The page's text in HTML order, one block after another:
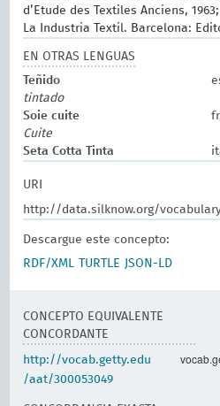
d’Etude des Textiles Anciens,
La Industria Textil. Barcelona:
EN OTRAS LENGUAS
Teñido
tintado
Soie cuite
Cuite
Seta Cotta Tinta
URI
http://data.silknow.org/
Descargue este concepto:
RDF/XML
TURTLE JSON-LD
CONCEPTO EQUIVALENTE
CONCORDANTE
http://vocab.getty.edu
/aat/300053049